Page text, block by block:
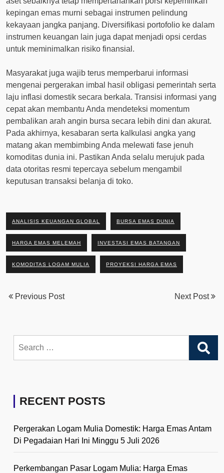
kepingan emas murni sebagai instrumen pelindung
kekayaan jangka panjang. Diversifikasi portofolio ke dalam
instrumen keuangan lain juga dapat menjadi opsi cerdas
untuk meminimalkan risiko finansial.
Masyarakat juga wajib terus memperbarui informasi
mengenai pergerakan imbal hasil obligasi pemerintah serta
laju inflasi domestik secara berkala. Transisi informasi yang
cepat akan membantu Anda mendeteksi momentum
pembalikan arah angin bursa secara lebih dini dan akurat.
Pada akhirnya, kesabaran serta kalkulasi angka yang
matang akan membimbing Anda melewati fase jenuh
komoditas dunia ini. Pastikan Anda selalu merujuk pada
data otoritas resmi tepercaya sebelum mengambil
keputusan transaksi belanja di toko.
ANALISIS KEUANGAN GLOBAL BURSA EMAS DUNIA
HARGA EMAS MELEMAH INVESTASI EMAS BATANGAN
KOMODITAS LOGAM MULIA PROYEKSI HARGA EMAS
Previous Post Next Post
for:
RECENT POSTS
Pergerakan Logam Mulia Domestik: Harga Emas Antam
Di Pegadaian Hari Ini Minggu 5 Juli 2026
Perkembangan Pasar Logam Mulia: Harga Emas